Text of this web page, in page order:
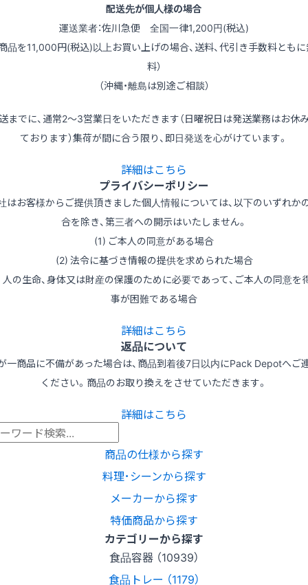
配送先が個人様の場合
運送業者：佐川急便 全国一律1,200円(税込)
品を11,000円(税込)以上お買い上げの場合、送料、代引き手数料とも
料）
（沖縄・離島は別途ご相談）
までに、通常2～3営業日をいただきます（日曜祝日は発送業務はお休
ております）集荷が間に合う限り、即日発送を心がけています。
詳細はこちら
プライバシーポリシー
はお客様からご提供頂きました個人情報については、以下のいずれか
合を除き、第三者への開示はいたしません。
(1) ご本人の同意がある場合
(2) 法令に基づき情報の提供を求められた場合
の生命、身体又は財産の保護のために必要であって、ご本人の同意を
事が困難である場合
詳細はこちら
返品について
一商品に不備があった場合は、商品到着後7日以内にPack Depotへご
ください。商品のお取り換えをさせていただきます。
詳細はこちら
商品の仕様から探す
料理･シーンから探す
メーカーから探す
特価商品から探す
カテゴリーから探す
食品容器 （10939）
食品トレー （1179）